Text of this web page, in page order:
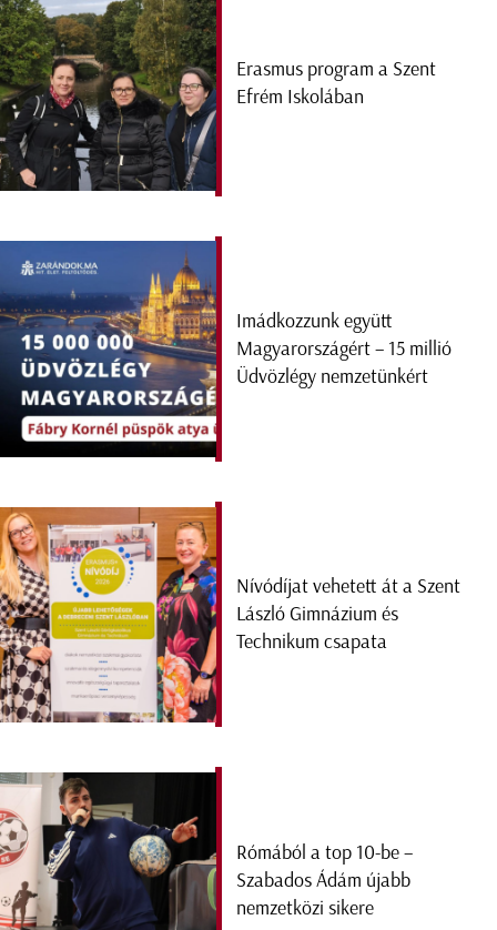
Erasmus program a Szent
Efrém Iskolában
Imádkozzunk együtt
Magyarországért – 15 millió
Üdvözlégy nemzetünkért
Nívódíjat vehetett át a Szent
László Gimnázium és
Technikum csapata
Rómából a top 10-be –
Szabados Ádám újabb
nemzetközi sikere